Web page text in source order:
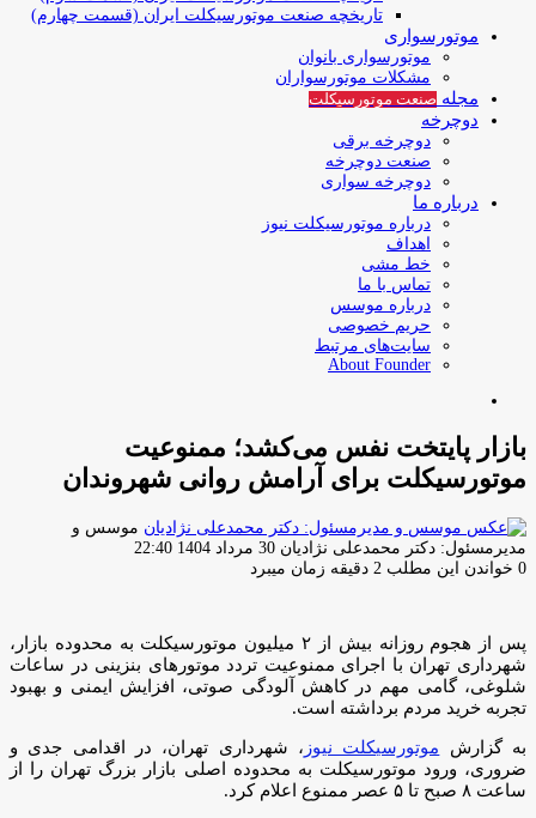
تاریخچه صنعت موتورسیکلت ایران (قسمت چهارم)
موتورسواری
موتورسواری بانوان
مشکلات موتورسواران
مجله صنعت موتورسیکلت
دوچرخه
دوچرخه برقی
صنعت دوچرخه
دوچرخه سواری
درباره ما
درباره موتورسیکلت نیوز
اهداف
خط مشی
تماس با ما
درباره موسس
حریم خصوصی
سایت‌های مرتبط
About Founder
بازار پایتخت نفس می‌کشد؛ ممنوعیت
موتورسیکلت برای آرامش روانی شهروندان
موسس و
مدیرمسئول: دکتر محمدعلی نژادیان ارسال
ایمیل
30 مرداد 1404 22:40
0 خواندن این مطلب 2 دقیقه زمان میبرد
پس از هجوم روزانه بیش از ۲ میلیون موتورسیکلت به محدوده بازار،
شهرداری تهران با اجرای ممنوعیت تردد موتورهای بنزینی در ساعات
شلوغی، گامی مهم در کاهش آلودگی صوتی، افزایش ایمنی و بهبود
تجربه خرید مردم برداشته است.
به گزارش موتورسیکلت نیوز ، شهرداری تهران، در اقدامی جدی و
ضروری، ورود موتورسیکلت به محدوده اصلی بازار بزرگ تهران را از
ساعت ۸ صبح تا ۵ عصر ممنوع اعلام کرد.